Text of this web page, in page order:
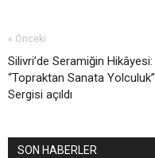
« Önceki
Silivri’de Seramiğin Hikâyesi:
“Topraktan Sanata Yolculuk”
Sergisi açıldı
SON HABERLER